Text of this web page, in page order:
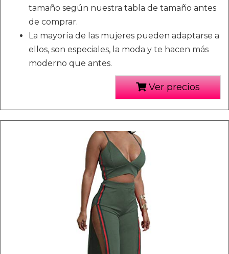
tamaño según nuestra tabla de tamaño antes
de comprar.
La mayoría de las mujeres pueden adaptarse a
ellos, son especiales, la moda y te hacen más
moderno que antes.
Ver precios